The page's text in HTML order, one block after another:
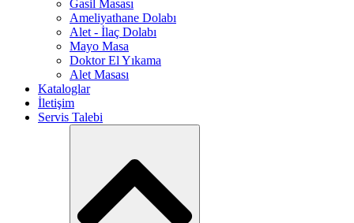
Gasil Masası
Ameliyathane Dolabı
Alet - İlaç Dolabı
Mayo Masa
Doktor El Yıkama
Alet Masası
Kataloglar
İletişim
Servis Talebi